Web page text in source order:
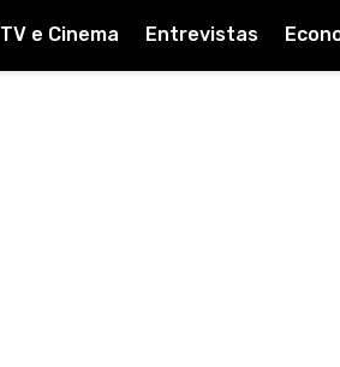
TV e Cinema Entrevistas